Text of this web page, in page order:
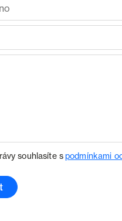
souhlasíte spodmínkami